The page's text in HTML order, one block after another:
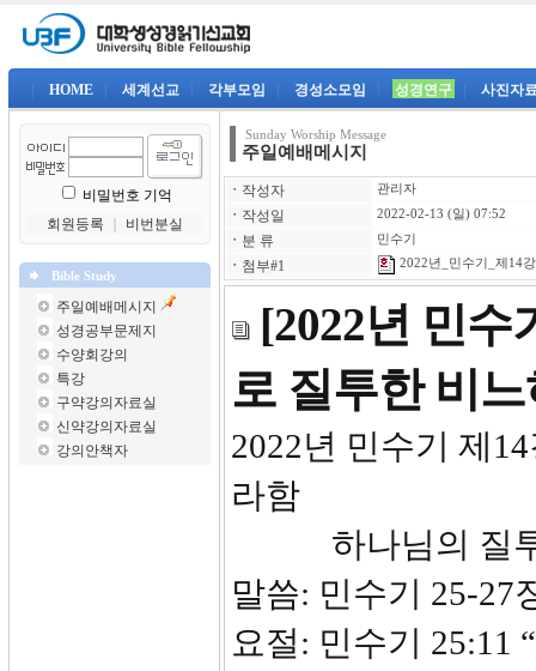
HOME 세계선교 각부모임 경성소모임 성경연구 사진자
비밀번호 기억
회원등록
비번분실
Bible Study
주일예배메시지
성경공부문제지
수양회강의
특강
구약강의자료실
신약강의자료실
강의안책자
Sunday Worship Message
주일예배메시지
ㆍ 작성자 관리자
ㆍ 작성일 2022-02-13 (일) 07:52
ㆍ 분 류 민수기
ㆍ 첨부#1 2022년_민수기_제14
[2022년 민수
로 질투한 비
2022년
라함
하나님의 질투
말씀: 민수기 25-27
요절: 민수기 25:11